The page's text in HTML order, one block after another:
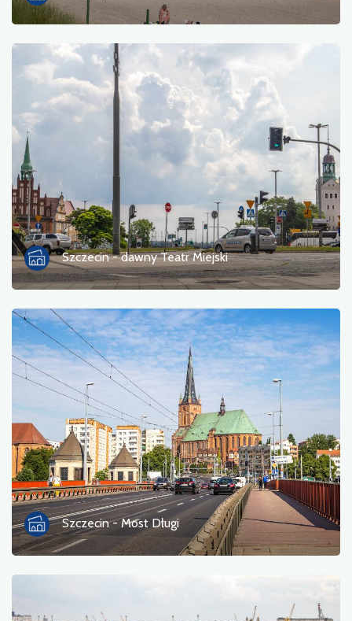
Szczecin - dawny Teatr Miejski
Szczecin - Most Długi
Zastosuj